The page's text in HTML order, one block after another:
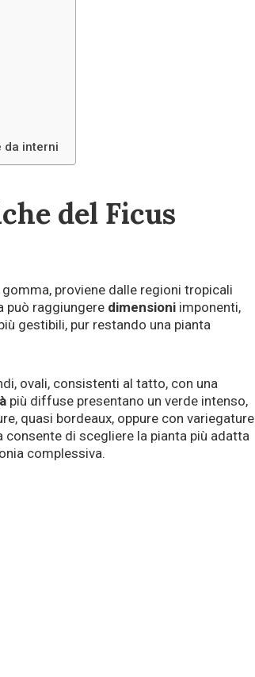
da interni
del Ficus
proviene dalle regioni tropicali
può raggiungere dimensioni imponenti,
gestibili, pur restando una pianta
ovali, consistenti al tatto, con una
più diffuse presentano un verde intenso,
quasi bordeaux, oppure con variegature
di scegliere la pianta più adatta
complessiva.